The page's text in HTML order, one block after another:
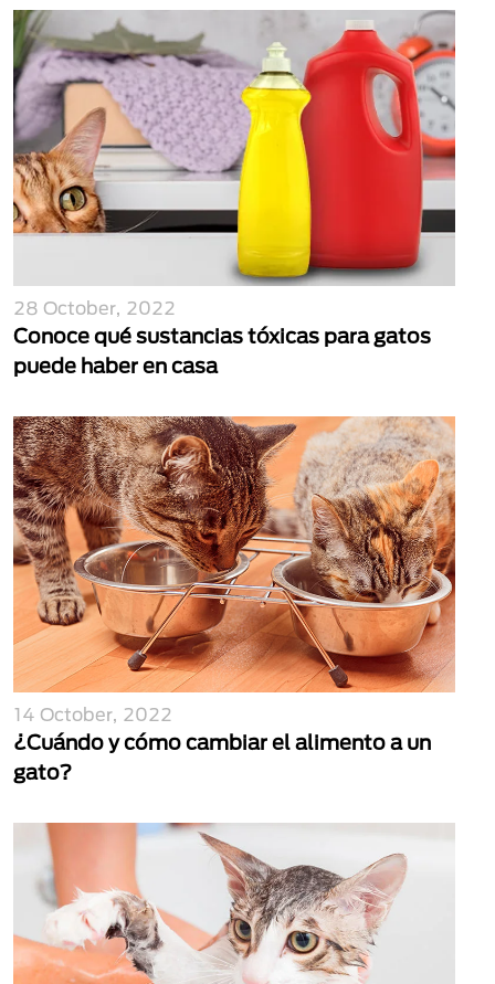
28 October, 2022
Conoce qué sustancias tóxicas para gatos
puede haber en casa
14 October, 2022
¿Cuándo y cómo cambiar el alimento a un
gato?